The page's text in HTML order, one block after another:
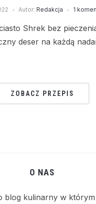
Autor: Redakcja 1
Shrek bez
deser na każdą
ZOBACZ PRZEPIS
O NAS
blog kulinarny w którym